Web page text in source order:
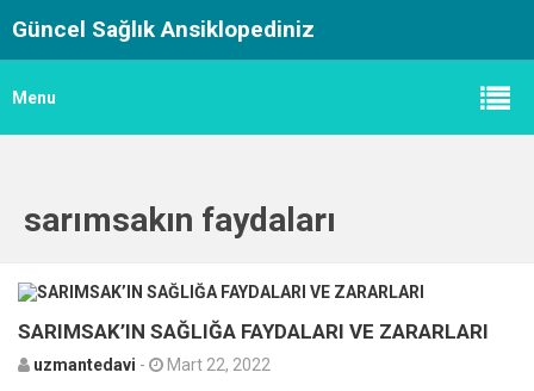
Güncel Sağlık Ansiklopediniz
Menu
sarımsakın faydaları
SARIMSAK’IN SAĞLIĞA FAYDALARI VE ZARARLARI
uzmantedavi - Mart 22, 2022